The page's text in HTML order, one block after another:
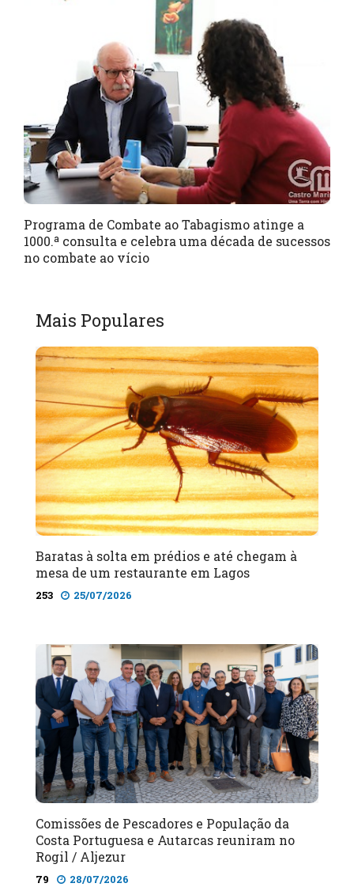
Programa de Combate ao Tabagismo atinge a
1000.ª consulta e celebra uma década de sucessos
no combate ao vício
Mais Populares
Baratas à solta em prédios e até chegam à
mesa de um restaurante em Lagos
253 25/07/2026
Comissões de Pescadores e População da
Costa Portuguesa e Autarcas reuniram no
Rogil / Aljezur
79 28/07/2026